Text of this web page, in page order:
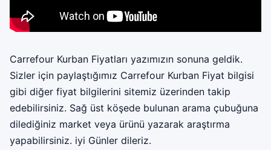
Carrefour Kurban Fiyatları yazımızın sonuna geldik.
Sizler için paylaştığımız Carrefour Kurban Fiyat bilgisi
gibi diğer fiyat bilgilerini sitemiz üzerinden takip
edebilirsiniz. Sağ üst köşede bulunan arama çubuğuna
dilediğiniz market veya ürünü yazarak araştırma
yapabilirsiniz. iyi Günler dileriz.